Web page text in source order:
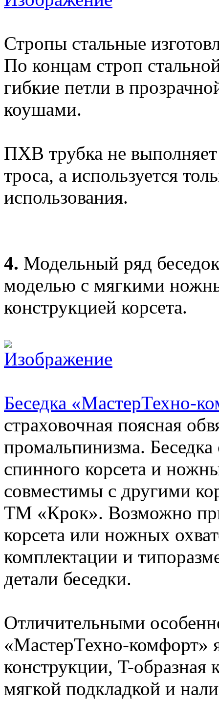
Стропы стальные
По концам строп
гибкие петли в
коушами.
ПХВ трубка не
троса, а используется
использования.
4. Модельный ряд
моделью с мягкими
конструкцией корсета.
Беседка «МастерТехно-
страховочная поясная
промальпинизма.
спинного корсета и
совместимы с другими
ТМ «Крок». Возможно
корсета или ножных
комплектации и
детали беседки.
Отличительными
«МастерТехно-комфорт»
конструкции, T-образная
мягкой подкладкой и